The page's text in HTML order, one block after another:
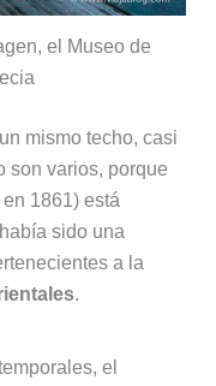
el Museo de
mismo techo, casi
son varios, porque
1861) está
sido una
a la
.
el